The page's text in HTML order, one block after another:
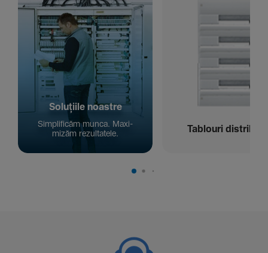
Solu­țiile noastre
Simpli­ficăm munca. Maxi­
mizăm rezul­ta­tele.
Tablouri